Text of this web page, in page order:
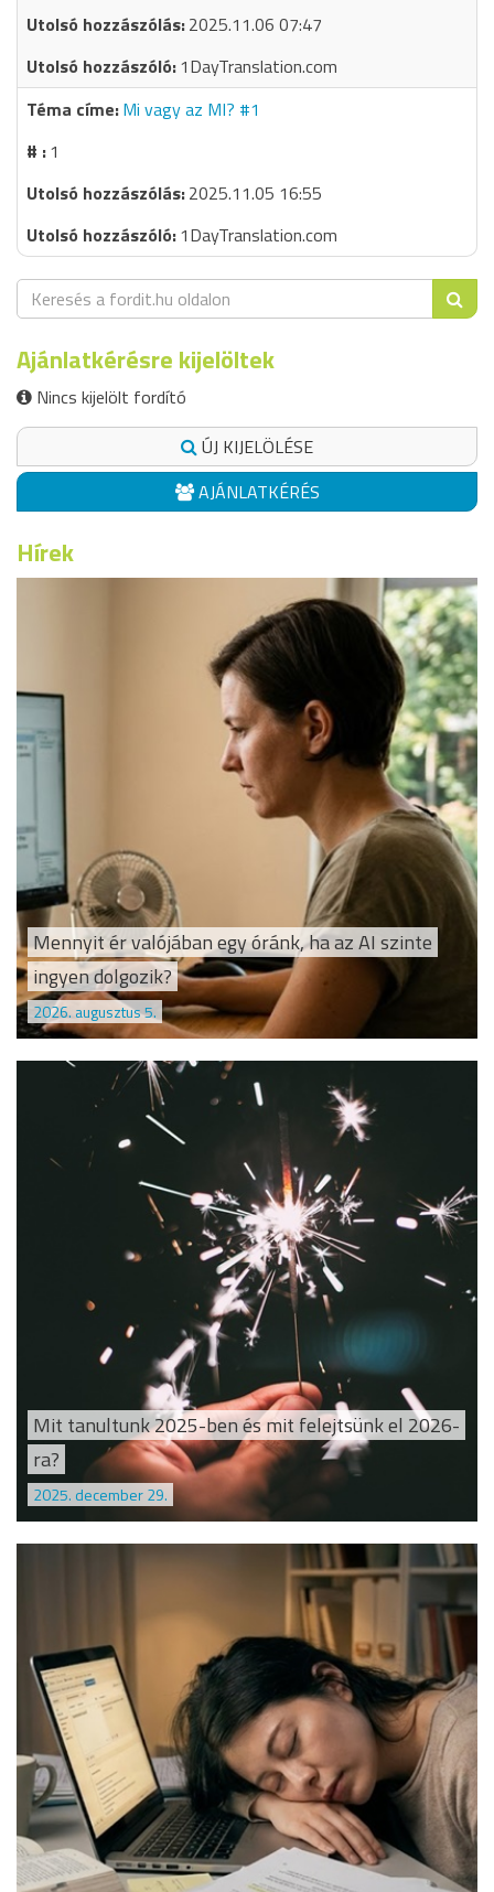
2025.11.06 07:47
1DayTranslation.com
Mi vagy az MI? #1
1
2025.11.05 16:55
1DayTranslation.com
Ajánlatkérésre kijelöltek
Nincs kijelölt fordító
ÚJ KIJELÖLÉSE
AJÁNLATKÉRÉS
Hírek
Mennyit ér valójában egy óránk, ha az AI szinte
ingyen dolgozik?
2026. augusztus 5.
Mit tanultunk 2025-ben és mit felejtsünk el 2026-
ra?
2025. december 29.